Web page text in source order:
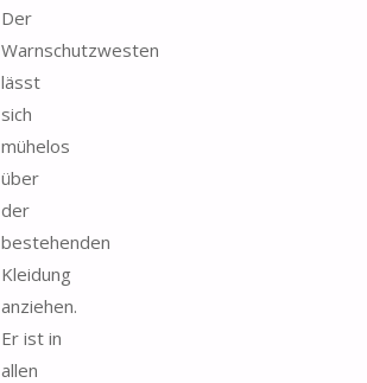
Der
Warnschutzwesten
lässt
sich
mühelos
über
der
bestehenden
Kleidung
anziehen.
Er ist in
allen